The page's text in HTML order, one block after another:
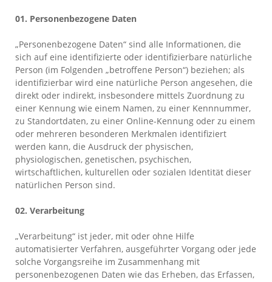
01. Personenbezogene Daten
„Personenbezogene Daten“ sind alle Informationen, die
sich auf eine identifizierte oder identifizierbare natürliche
Person (im Folgenden „betroffene Person“) beziehen; als
identifizierbar wird eine natürliche Person angesehen, die
direkt oder indirekt, insbesondere mittels Zuordnung zu
einer Kennung wie einem Namen, zu einer Kennnummer,
zu Standortdaten, zu einer Online-Kennung oder zu einem
oder mehreren besonderen Merkmalen identifiziert
werden kann, die Ausdruck der physischen,
physiologischen, genetischen, psychischen,
wirtschaftlichen, kulturellen oder sozialen Identität dieser
natürlichen Person sind.
02. Verarbeitung
„Verarbeitung“ ist jeder, mit oder ohne Hilfe
automatisierter Verfahren, ausgeführter Vorgang oder jede
solche Vorgangsreihe im Zusammenhang mit
personenbezogenen Daten wie das Erheben, das Erfassen,